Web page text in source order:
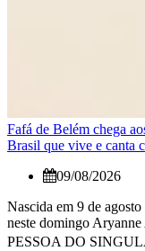
Fafá de Belém chega
Brasil que vive e canta
09/08/2026
Nascida em 9 de
neste domingo
PESSOA DO